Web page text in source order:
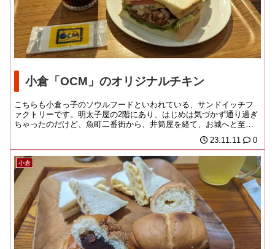
小倉「OCM」のオリジナルチキン
こちらも小倉っ子のソウルフードといわれている、サンドイッチフ
ァクトリーです。明太子屋の2階にあり、はじめは気づかず通り過ぎ
ちゃったのだけど、魚町二番街から、井筒屋を経て、お城へと至
23.11.11 0
小倉